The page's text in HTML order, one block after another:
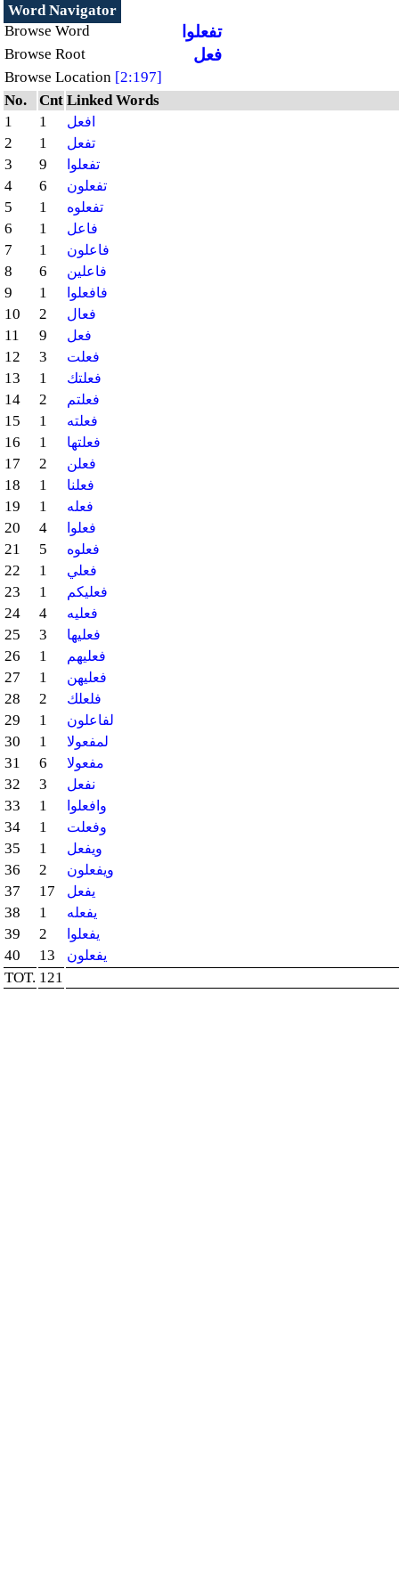
Word Navigator
Browse Word
تفعلوا
Browse Root فعل
Browse Location [2:197]
No.
Cnt Linked Words
1
1 افعل
2 1 تفعل
3 9 تفعلوا
4 6 تفعلون
5 1 تفعلوه
6 1 فاعل
7 1 فاعلون
8 6 فاعلين
9 1 فافعلوا
10 2 فعال
11 9 فعل
12 3 فعلت
13 1 فعلتك
14 2 فعلتم
15 1 فعلته
16 1 فعلتها
17 2 فعلن
18 1 فعلنا
19 1 فعله
20 4 فعلوا
21 5 فعلوه
22 1 فعلي
23 1 فعليكم
24 4 فعليه
25 3 فعليها
26 1 فعليهم
27 1 فعليهن
28 2 فلعلك
29 1 لفاعلون
30 1 لمفعولا
31 6 مفعولا
32 3 نفعل
33 1 وافعلوا
34 1 وفعلت
35 1 ويفعل
36 2 ويفعلون
37 17 يفعل
38 1 يفعله
39 2 يفعلوا
40 13 يفعلون
TOT. 121